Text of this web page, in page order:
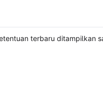
terbaru ditampilkan